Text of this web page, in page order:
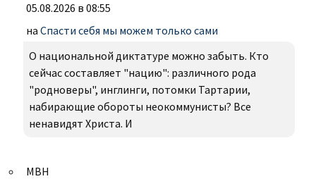
05.08.2026 в 08:55
на Спасти себя мы можем только сами
О национальной диктатуре можно забыть. Кто
сейчас составляет "нацию": различного рода
"родноверы", инглинги, потомки Тартарии,
набирающие обороты неокоммунисты? Все
ненавидят Христа. И
МВН